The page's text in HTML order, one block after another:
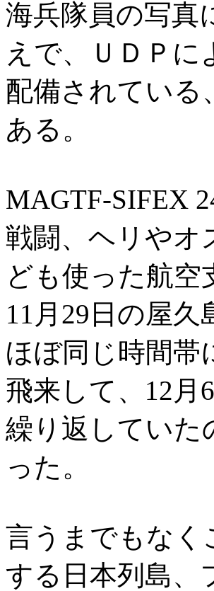
海兵隊員の写真
えで、ＵＤＰに
配備されている
ある。
MAGTF-SIFEX
戦闘、ヘリやオ
ども使った航空
11月29日の屋
ほぼ同じ時間帯
飛来して、12月
繰り返していた
った。
言うまでもなく
する日本列島、